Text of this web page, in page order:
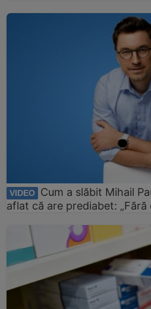
VIDEO
Cum a slăbit Mihail
aflat că are prediabet: „Fără